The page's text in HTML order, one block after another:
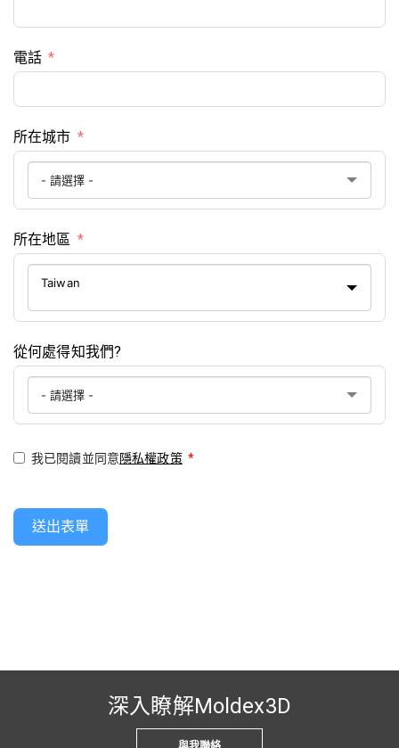
電話
所在城市
所在地區
Taiwan
從何處得知我們?
我已閱讀並同意隱私權政策 *
送出表單
深入瞭解Moldex3D